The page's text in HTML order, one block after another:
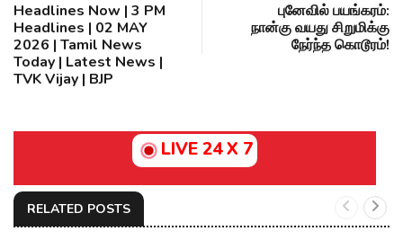
Headlines Now | 3 PM
Headlines | 02 MAY
2026 | Tamil News
Today | Latest News |
TVK Vijay | BJP
புனேவில் பயங்கரம்:
நான்கு வயது சிறுமிக்கு
நேர்ந்த கொடூரம்!
LIVE 24 X 7
RELATED POSTS